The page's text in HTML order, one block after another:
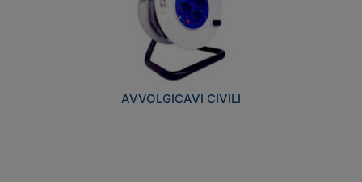
AVVOLGICAVI CIVILI